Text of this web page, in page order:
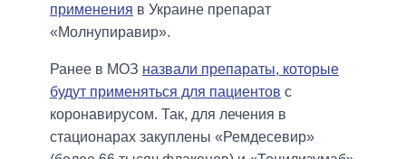
применения в Украине препарат
«Молнупиравир».
Ранее в МОЗ назвали препараты, которые
будут применяться для пациентов с
коронавирусом. Так, для лечения в
стационарах закуплены «Ремдесевир»